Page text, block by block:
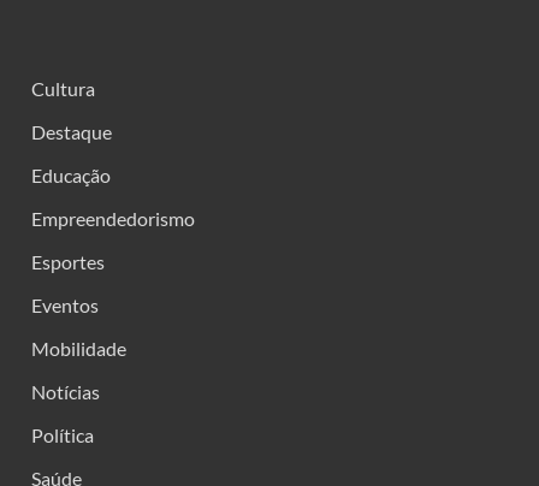
Cultura
Destaque
Educação
Empreendedorismo
Esportes
Eventos
Mobilidade
Notícias
Política
Saúde